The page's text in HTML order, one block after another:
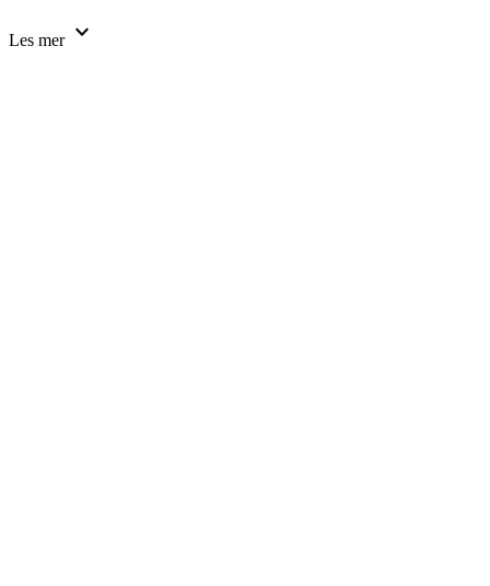
Les mer expand_more